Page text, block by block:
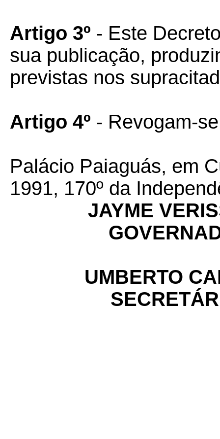
Artigo 3º - Este
sua publicação,
previstas nos
Artigo 4º - Revogam-
Palácio Paiaguás, em
1991, 170º da
JAYME
UMBERTO